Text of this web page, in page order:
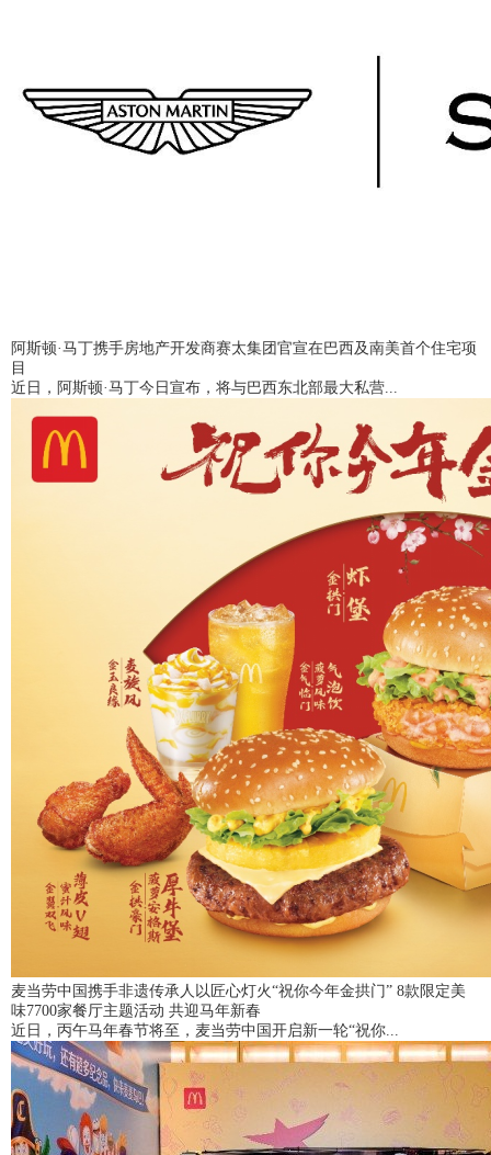
阿斯顿·马丁携手房地产开发商赛太集团官宣在巴西及南美首个住宅项
目
近日，阿斯顿·马丁今日宣布，将与巴西东北部最大私营...
麦当劳中国携手非遗传承人以匠心灯火“祝你今年金拱门” 8款限定美
味7700家餐厅主题活动 共迎马年新春
近日，丙午马年春节将至，麦当劳中国开启新一轮“祝你...